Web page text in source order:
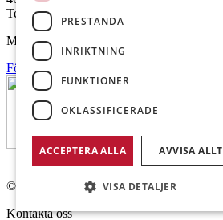
Telefon: 0521-57 57 30
Mejl: Se flik längst ner till höger.
Följ oss på Facebook
© Copyright 2026 Andrésen Maskin AB.
Kontakta oss
PRESTANDA
INRIKTNING
FUNKTIONER
OKLASSIFICERADE
ACCEPTERA ALLA AVVISA ALLT
VISA DETALJER